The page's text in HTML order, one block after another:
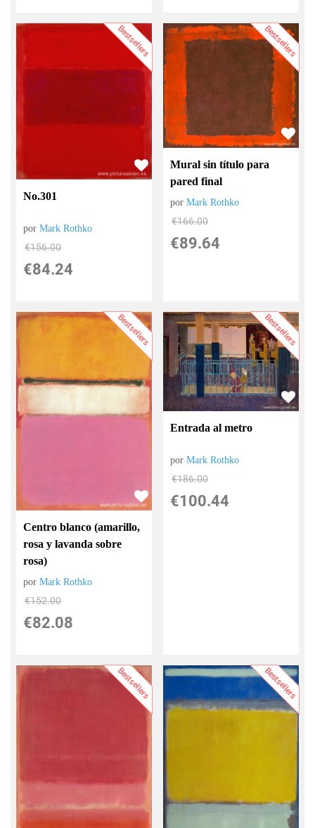
Bestsellers
No.301
porMark Rothko
€156.00
€84.24
Bestsellers
Mural sin título para
pared final
porMark Rothko
€166.00
€89.64
Bestsellers
Centro blanco (amarillo,
rosa y lavanda sobre
rosa)
porMark Rothko
€152.00
€82.08
Bestsellers
Entrada al metro
porMark Rothko
€186.00
€100.44
Bestsellers Bestsellers